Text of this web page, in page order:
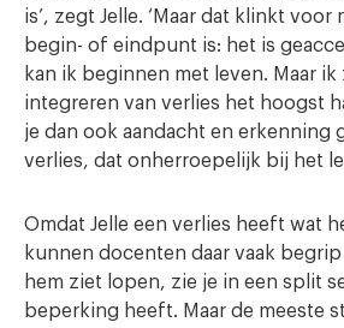
is’, zegt Jelle. ‘Maar dat klinkt voor
begin- of eindpunt is: het is
kan ik beginnen met leven. Maar ik
integreren van verlies het hoogst
je dan ook aandacht en erkenning
verlies, dat onherroepelijk bij het
Omdat Jelle een verlies heeft wat
kunnen docenten daar vaak begrip
hem ziet lopen, zie je in een split
beperking heeft. Maar de meeste